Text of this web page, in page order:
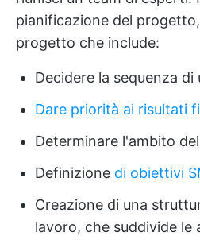
pianificazione del
progetto che include:
Decidere la sequenza
Dare priorità ai risultati
Determinare l'ambito
Definizione di obiettivi
Creazione di una
lavoro, che suddivide le